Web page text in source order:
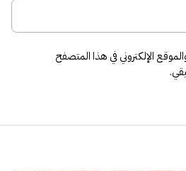
الإلكتروني في هذا المتصفح